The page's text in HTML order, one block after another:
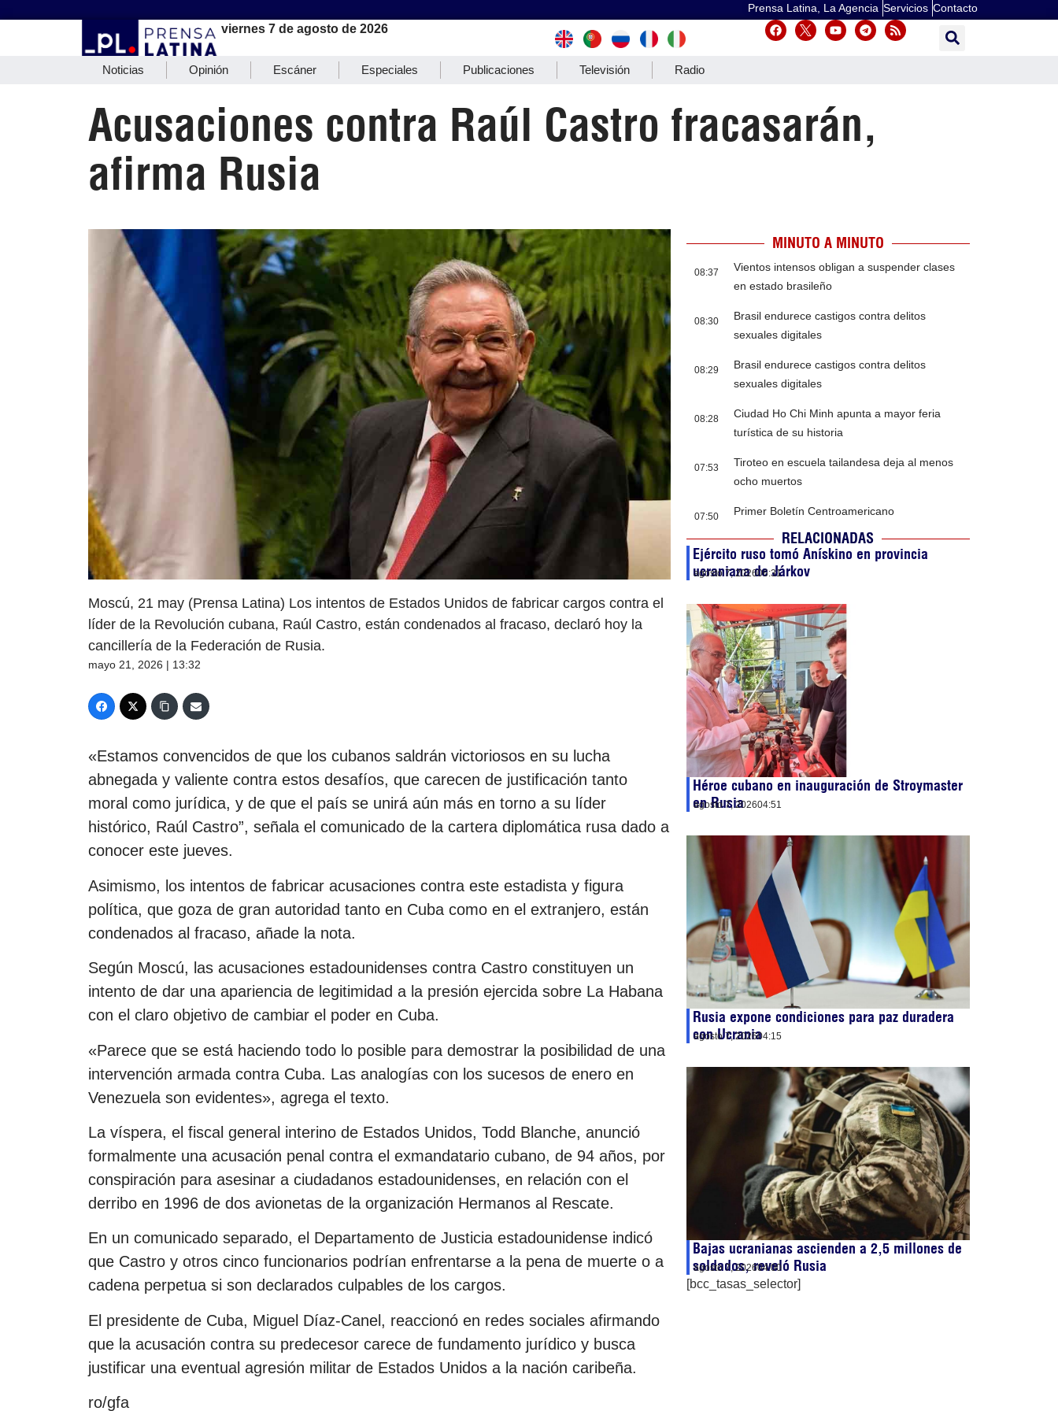
Prensa Latina, La Agencia Servicios Contacto
viernes 7 de agosto de 2026
Noticias Opinión Escáner Especiales Publicaciones Televisión Radio
Acusaciones contra Raúl Castro fracasarán,
afirma Rusia
Moscú, 21 may (Prensa Latina) Los intentos de Estados Unidos de fabricar cargos contra el
líder de la Revolución cubana, Raúl Castro, están condenados al fracaso, declaró hoy la
cancillería de la Federación de Rusia.
mayo 21, 2026 | 13:32
«Estamos convencidos de que los cubanos saldrán victoriosos en su lucha
abnegada y valiente contra estos desafíos, que carecen de justificación tanto
moral como jurídica, y de que el país se unirá aún más en torno a su líder
histórico, Raúl Castro”, señala el comunicado de la cartera diplomática rusa dado a
conocer este jueves.
Asimismo, los intentos de fabricar acusaciones contra este estadista y figura
política, que goza de gran autoridad tanto en Cuba como en el extranjero, están
condenados al fracaso, añade la nota.
Según Moscú, las acusaciones estadounidenses contra Castro constituyen un
intento de dar una apariencia de legitimidad a la presión ejercida sobre La Habana
con el claro objetivo de cambiar el poder en Cuba.
«Parece que se está haciendo todo lo posible para demostrar la posibilidad de una
intervención armada contra Cuba. Las analogías con los sucesos de enero en
Venezuela son evidentes», agrega el texto.
La víspera, el fiscal general interino de Estados Unidos, Todd Blanche, anunció
formalmente una acusación penal contra el exmandatario cubano, de 94 años, por
conspiración para asesinar a ciudadanos estadounidenses, en relación con el
derribo en 1996 de dos avionetas de la organización Hermanos al Rescate.
En un comunicado separado, el Departamento de Justicia estadounidense indicó
que Castro y otros cinco funcionarios podrían enfrentarse a la pena de muerte o a
cadena perpetua si son declarados culpables de los cargos.
El presidente de Cuba, Miguel Díaz-Canel, reaccionó en redes sociales afirmando
que la acusación contra su predecesor carece de fundamento jurídico y busca
justificar una eventual agresión militar de Estados Unidos a la nación caribeña.
ro/gfa
MINUTO A MINUTO
08:37
Vientos intensos obligan a suspender clases
en estado brasileño
08:30
Brasil endurece castigos contra delitos
sexuales digitales
08:29
Brasil endurece castigos contra delitos
sexuales digitales
08:28
Ciudad Ho Chi Minh apunta a mayor feria
turística de su historia
07:53
Tiroteo en escuela tailandesa deja al menos
ocho muertos
07:50 Primer Boletín Centroamericano
RELACIONADAS
Ejército ruso tomó Anískino en provincia
ucraniana de Járkov
agosto 7, 202606:31
Héroe cubano en inauguración de Stroymaster
en Rusia
agosto 7, 202604:51
Rusia expone condiciones para paz duradera
con Ucrania
agosto 7, 202604:15
Bajas ucranianas ascienden a 2,5 millones de
soldados, reveló Rusia
agosto 7, 202604:00
[bcc_tasas_selector]